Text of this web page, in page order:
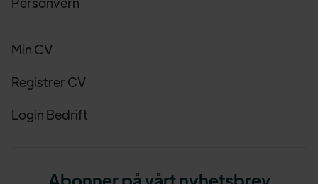
Min CV
Registrer CV
Login Bedrift
Abonner på vårt nyhetsbrev